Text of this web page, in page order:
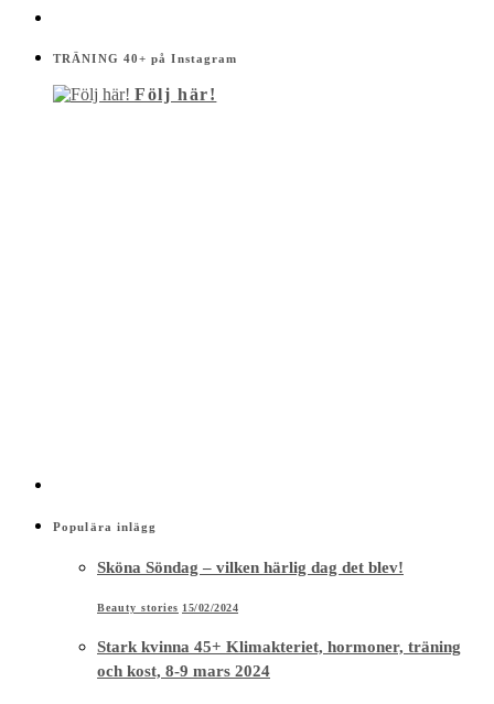
TRÄNING 40+ på Instagram
Följ här!
Populära inlägg
Sköna Söndag – vilken härlig dag det blev!
Beauty stories 15/02/2024
Stark kvinna 45+ Klimakteriet, hormoner, träning
och kost, 8-9 mars 2024